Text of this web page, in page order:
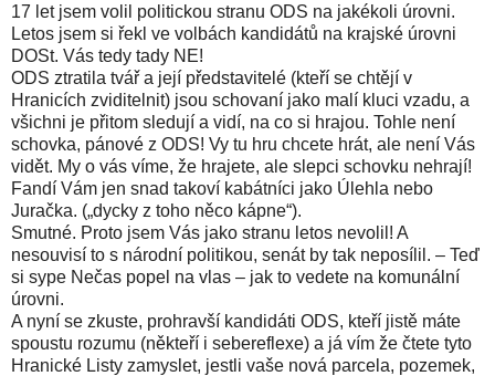
17 let jsem volil politickou stranu ODS na jakékoli úrovni.
Letos jsem si řekl ve volbách kandidátů na krajské úrovni
DOSt. Vás tedy tady NE!
ODS ztratila tvář a její představitelé (kteří se chtějí v
Hranicích zviditelnit) jsou schovaní jako malí kluci vzadu, a
všichni je přitom sledují a vidí, na co si hrajou. Tohle není
schovka, pánové z ODS! Vy tu hru chcete hrát, ale není Vás
vidět. My o vás víme, že hrajete, ale slepci schovku nehrají!
Fandí Vám jen snad takoví kabátníci jako Úlehla nebo
Juračka. („dycky z toho něco kápne“).
Smutné. Proto jsem Vás jako stranu letos nevolil! A
nesouvisí to s národní politikou, senát by tak neposílil. – Teď
si sype Nečas popel na vlas – jak to vedete na komunální
úrovni.
A nyní se zkuste, prohravší kandidáti ODS, kteří jistě máte
spoustu rozumu (někteří i sebereflexe) a já vím že čtete tyto
Hranické Listy zamyslet, jestli vaše nová parcela, pozemek,